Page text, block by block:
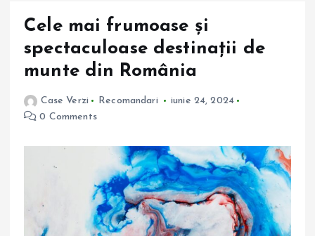
Cele mai frumoase și
spectaculoase destinații de
munte din România
Case Verzi Recomandari
iunie 24, 2024
0 Comments